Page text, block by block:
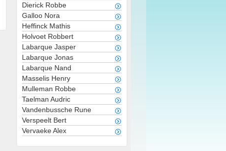
Dierick Robbe
Galloo Nora
Heffinck Mathis
Holvoet Robbert
Labarque Jasper
Labarque Jonas
Labarque Nand
Masselis Henry
Mulleman Robbe
Taelman Audric
Vandenbussche Rune
Verspeelt Bert
Vervaeke Alex